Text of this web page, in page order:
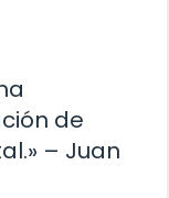
de
– Juan